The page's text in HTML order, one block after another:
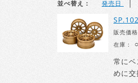
並べ替え： 発売日
販売価格
在庫：
○
常に
めに交